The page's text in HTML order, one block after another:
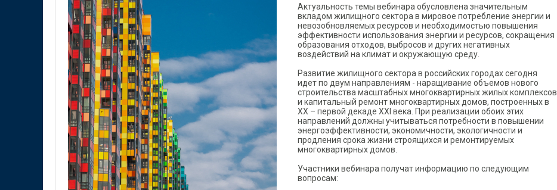
Актуальность темы вебинара обусловлена значительным
вкладом жилищного сектора в мировое потребление энергии и
невозобновляемых ресурсов и необходимостью повышения
эффективности использования энергии и ресурсов, сокращения
образования отходов, выбросов и других негативных
воздействий на климат и окружающую среду.
Развитие жилищного сектора в российских городах сегодня
идет по двум направлениям - наращивание объемов нового
строительства масштабных многоквартирных жилых комплексов
и капитальный ремонт многоквартирных домов, построенных в
ХХ – первой декаде XXI века. При реализации обоих этих
направлений должны учитываться потребности в повышении
энергоэффективности, экономичности, экологичности и
продления срока жизни строящихся и ремонтируемых
многоквартирных домов.
Участники вебинара получат информацию по следующим
вопросам: